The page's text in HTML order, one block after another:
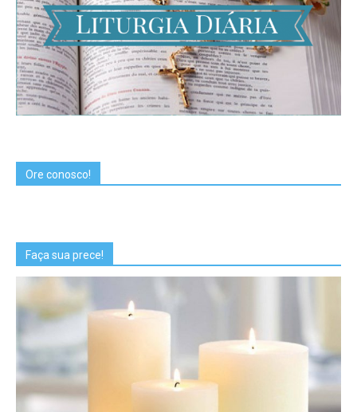
Ore conosco!
Faça sua prece!